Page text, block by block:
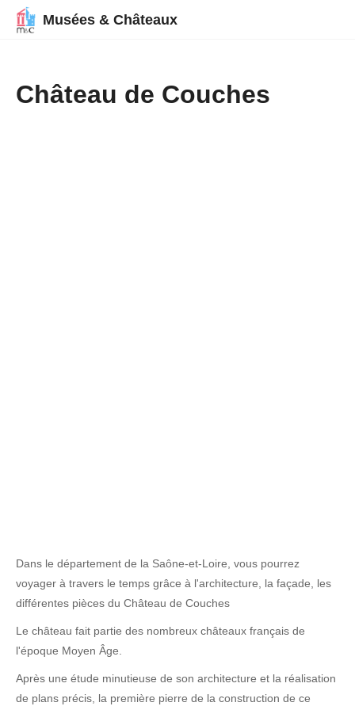
Musées & Châteaux
Château de Couches
Dans le département de la Saône-et-Loire, vous pourrez
voyager à travers le temps grâce à l'architecture, la façade, les
différentes pièces du Château de Couches
Le château fait partie des nombreux châteaux français de
l'époque Moyen Âge.
Après une étude minutieuse de son architecture et la réalisation
de plans précis, la première pierre de la construction de ce